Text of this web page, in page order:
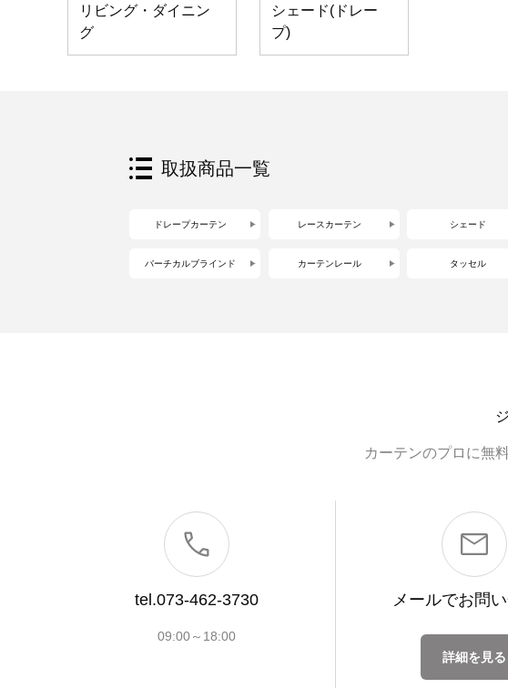
リビング・ダイニン
グ
シェード(ドレー
プ)
取扱商品一覧
ドレープカーテン レースカーテン シェード
バーチカルブラインド カーテンレール タッセル
カーテンのプロに無
tel.073-462-3730
09:00～18:00
メールでお問
詳細を見る